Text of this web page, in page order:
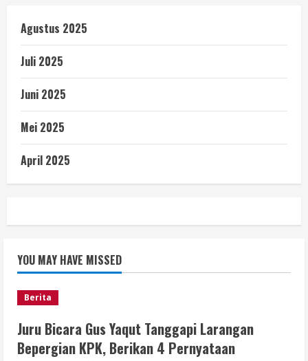
Agustus 2025
Juli 2025
Juni 2025
Mei 2025
April 2025
YOU MAY HAVE MISSED
Berita
Juru Bicara Gus Yaqut Tanggapi Larangan
Bepergian KPK, Berikan 4 Pernyataan